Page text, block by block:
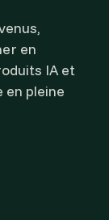
en
IA et
en pleine